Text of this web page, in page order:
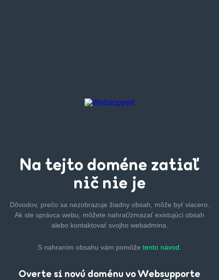
Na tejto doméne zatiaľ
nič nie je
Dôvodov, prečo sa nezobrazuje žiadny obsah, môže byťviacero.
Ak ste správca webu, môžete nahrať/zmazaťexistujúci obsah
alebo kontaktovať svojho webadmina.
S nahraním obsahu vám pomôže tento návod.
Overte si novú doménu vo Websupporte